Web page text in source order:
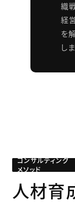
織
経
を
し
コンサルティング
メソッド
人材育